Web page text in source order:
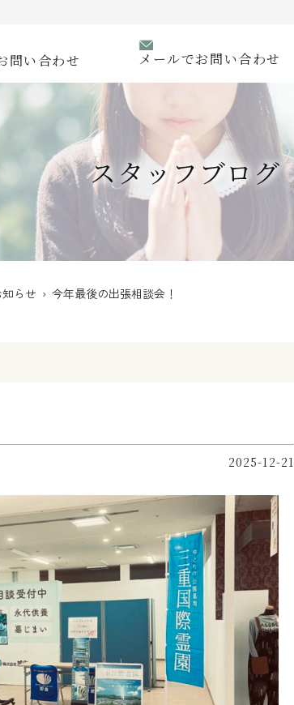
問い合わせ メールでお問い合わせ
スタッフブログ
らせ › 今年最後の出張相談会！
2025-12-21